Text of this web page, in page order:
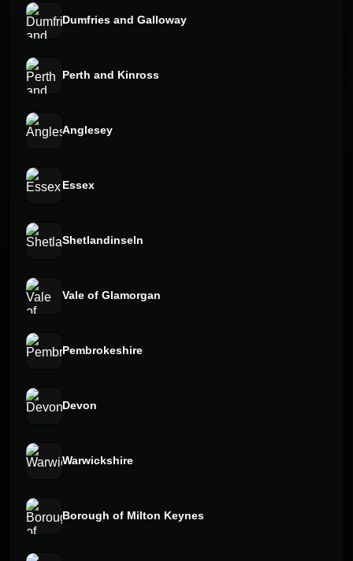
Dumfries and Galloway
Perth and Kinross
Anglesey
Essex
Shetlandinseln
Vale of Glamorgan
Pembrokeshire
Devon
Warwickshire
Borough of Milton Keynes